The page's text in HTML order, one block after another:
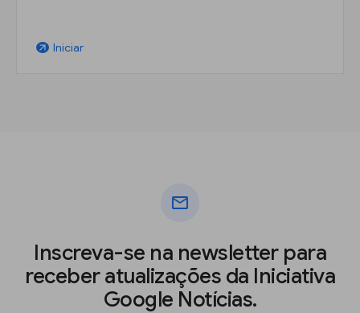
arrow_outward Iniciar
mail
Inscreva-se na newsletter para
receber atualizações da Iniciativa
Google Notícias.